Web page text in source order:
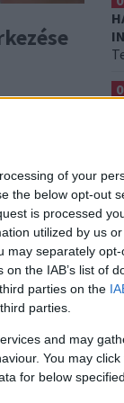
of your
the below opt-out
is processed
utilized by us
may separately
the IAB’s list of
parties on the
parties.
and may
You may
for below
napot,
előtt
lett!